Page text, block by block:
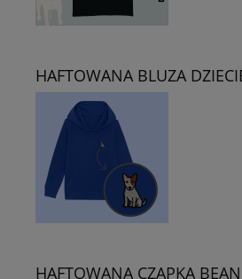
HAFTOWANA BLUZA
HAFTOWANA CZAPKA